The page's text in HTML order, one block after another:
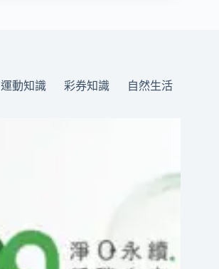
運動知識 彩券知識 自然生活